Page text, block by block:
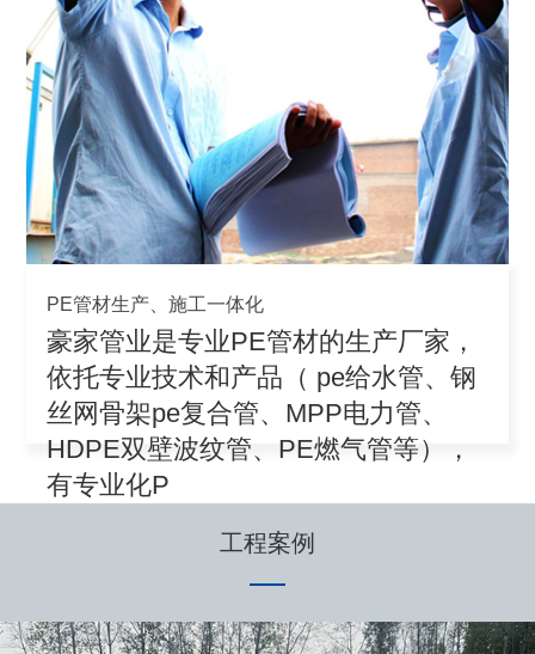
PE管材生产、施工一体化
豪家管业是专业PE管材的生产厂家，
依托专业技术和产品（ pe给水管、钢
丝网骨架pe复合管、MPP电力管、
HDPE双壁波纹管、PE燃气管等），
有专业化P
工程案例